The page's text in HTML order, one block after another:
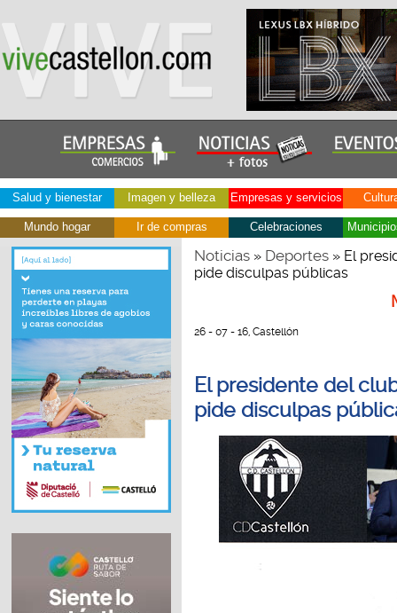
Salud y bienestar Imagen y belleza Empresas y servicios
Mundo hogar Ir de compras Celebraciones
Noticias» Deportes» El
pide disculpas públicas
26 - 07 - 16, Castellón
El presidente del
pide disculpas